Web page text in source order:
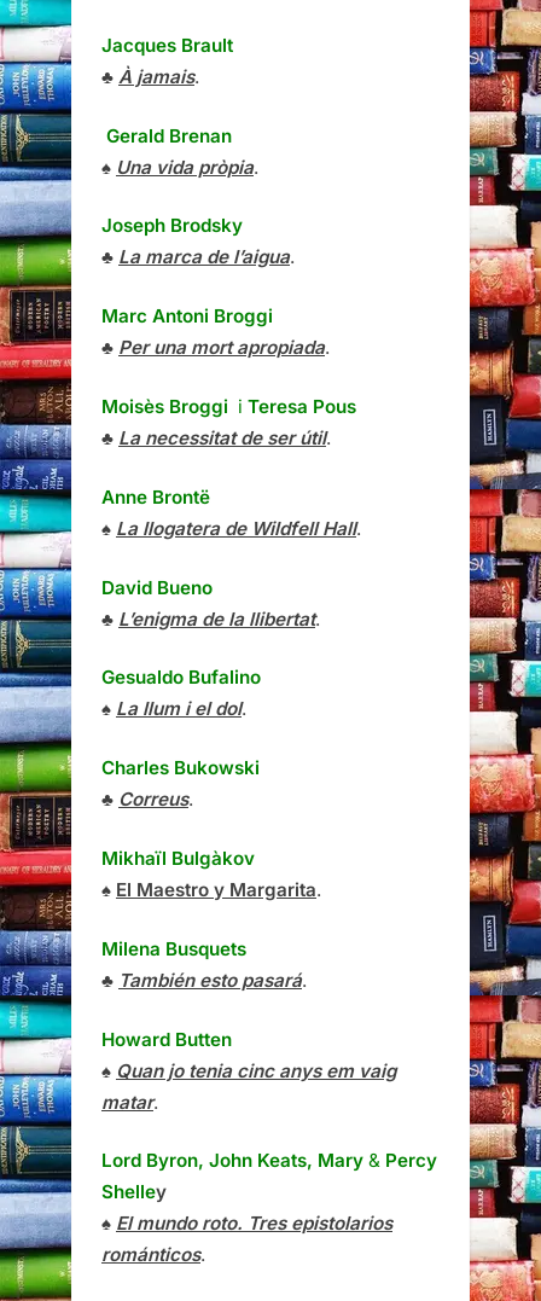
Jacques Brault
♣ À jamais.
Gerald Brenan
♠ Una vida pròpia.
Joseph Brodsky
♣ La marca de l’aigua.
Marc Antoni Broggi
♣ Per una mort apropiada.
Moisès Broggi i Teresa Pous
♣ La necessitat de ser útil.
Anne Brontë
♠ La llogatera de Wildfell Hall.
David Bueno
♣ L’enigma de la llibertat.
Gesualdo Bufalino
♠ La llum i el dol.
Charles Bukowski
♣ Correus.
Mikhaïl Bulgàkov
♠ El Maestro y Margarita.
Milena Busquets
♣ También esto pasará.
Howard Butten
♠ Quan jo tenia cinc anys em vaig
matar.
Lord Byron, John Keats, Mary & Percy
Shelley
♠ El mundo roto. Tres epistolarios
románticos.